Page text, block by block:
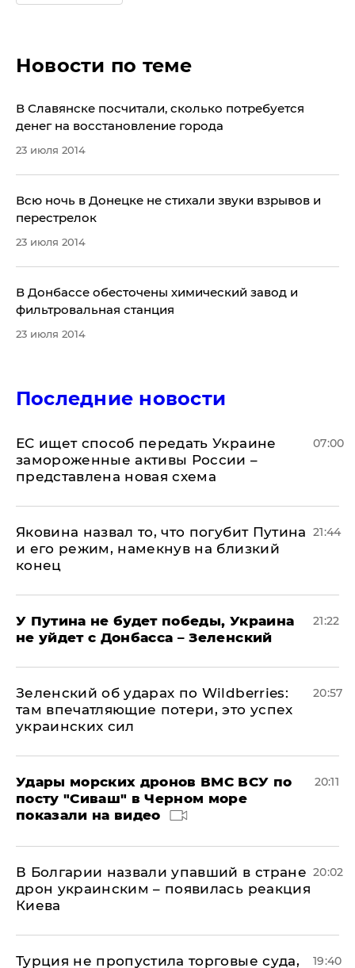
Новости по теме
В Славянске посчитали, сколько потребуется
денег на восстановление города
23 июля 2014
​Всю ночь в Донецке не стихали звуки взрывов и
перестрелок
23 июля 2014
​В Донбассе обесточены химический завод и
фильтровальная станция
23 июля 2014
Последние новости
ЕС ищет способ передать Украине
замороженные активы России –
представлена новая схема
07:00
Яковина назвал то, что погубит Путина
и его режим, намекнув на близкий
конец
21:44
У Путина не будет победы, Украина
не уйдет с Донбасса – Зеленский
21:22
Зеленский об ударах по Wildberries:
там впечатляющие потери, это успех
украинских сил
20:57
Удары морских дронов ВМС ВСУ по
посту "Сиваш" в Черном море
показали на видео
20:11
В Болгарии назвали упавший в стране
дрон украинским – появилась реакция
Киева
20:02
Турция не пропустила торговые суда, 19:40